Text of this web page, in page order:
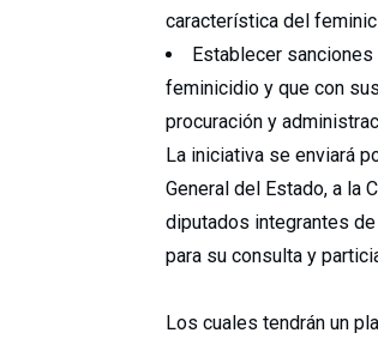
característica del
Establecer
feminicidio y que con
procuración y
La iniciativa se enviará
General del Estado, a la
diputados integrantes
para su consulta y
Los cuales tendrán un